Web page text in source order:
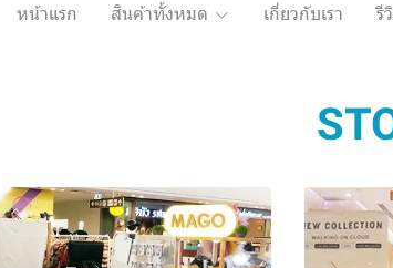
หน้าแรก สินค้าทั้งหมด เกี่ยวกับเรา รี